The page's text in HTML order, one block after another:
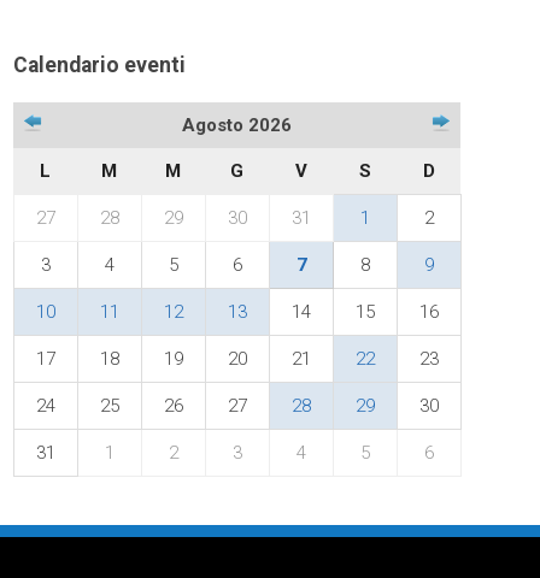
Calendario eventi
Agosto 2026
L M M G V S D
27 28 29 30 31 1 2
3 4 5 6 7 8 9
10 11 12 13 14 15 16
17 18 19 20 21 22 23
24 25 26 27 28 29 30
31 1 2 3 4 5 6